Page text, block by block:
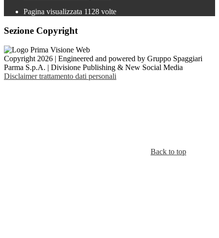
Pagina visualizzata 1128 volte
Sezione Copyright
Copyright 2026 | Engineered and powered by Gruppo Spaggiari
Parma S.p.A. | Divisione Publishing & New Social Media
Disclaimer trattamento dati personali
Back to top